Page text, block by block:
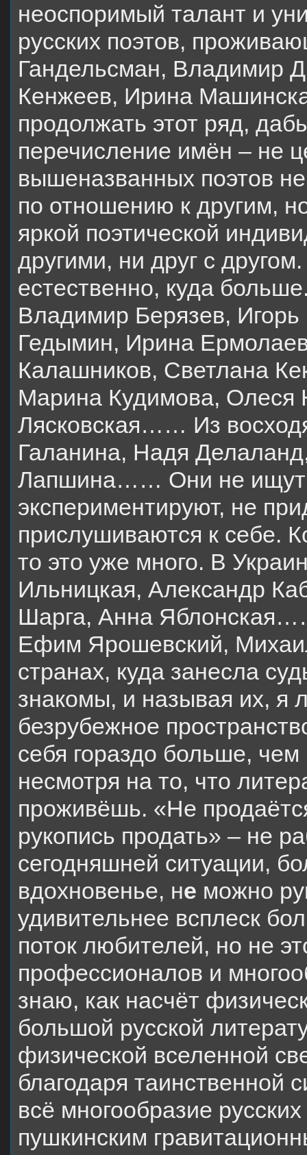
неоспоримый талант и
русских поэтов,
Гандельсман, Владимир
Кенжеев, Ирина
продолжать этот ряд,
перечисление имён – не
вышеназванных поэтов
по отношению к другим,
яркой поэтической
другими, ни друг с
естественно, куда
Владимир Берязев,
Гедымин, Ирина
Калашников, Светлана
Марина Кудимова, Олеся
Лясковская…… Из
Галанина, Надя
Лапшина…… Они не ищут
экспериментируют, не
прислушиваются к себе.
то это уже много. В
Ильницкая, Александр
Шарга, Анна
Ефим Ярошевский,
странах, куда занесла
знакомы, и называя их, я
безрубежное
себя гораздо больше,
несмотря на то, что
проживёшь. «Не
рукопись продать» – не
сегодняшней ситуации,
вдохновенье, не можно
удивительнее всплеск
поток любителей, но не
профессионалов и
знаю, как насчёт
большой русской
физической вселенной
благодаря таинственной
всё многообразие
пушкинским